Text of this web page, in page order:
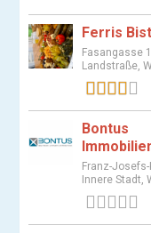
Ferris
Fasangasse
Landstraße,
Bontus
Franz-
Innere Stadt,